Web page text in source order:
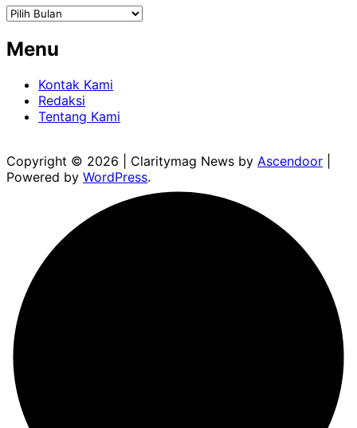
Arsip
Menu
Kontak Kami
Redaksi
Tentang Kami
Copyright © 2026 | Claritymag News by Ascendoor
Powered by WordPress.